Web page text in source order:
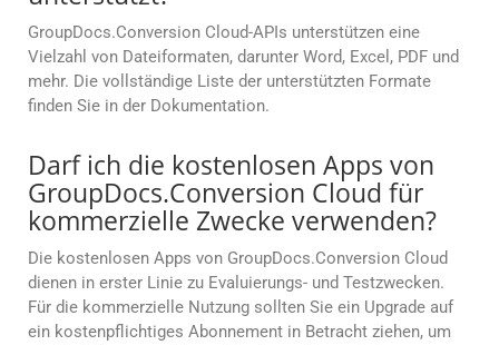
GroupDocs.Conversion Cloud-APIs unterstützen eine
Vielzahl von Dateiformaten, darunter Word, Excel, PDF und
mehr. Die vollständige Liste der unterstützten Formate
finden Sie in der Dokumentation.
Darf ich die kostenlosen Apps von
GroupDocs.Conversion Cloud für
kommerzielle Zwecke verwenden?
Die kostenlosen Apps von GroupDocs.Conversion Cloud
dienen in erster Linie zu Evaluierungs- und Testzwecken.
Für die kommerzielle Nutzung sollten Sie ein Upgrade auf
ein kostenpflichtiges Abonnement in Betracht ziehen, um